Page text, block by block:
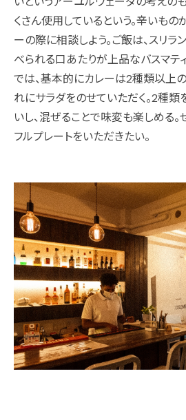
くさん使用しているという。辛いも
ーの際に相談しよう。ご飯は、スリ
べられる口あたりが上品なバスマテ
では、基本的にカレーは2種類以上
れにサラダをのせていただく。2種
いし、混ぜることで味変も楽しめる
フルプレートをいただきたい。